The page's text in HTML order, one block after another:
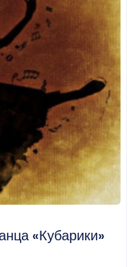
«Кубарики»